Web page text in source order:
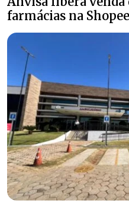
farmácias na Shopee